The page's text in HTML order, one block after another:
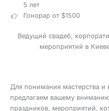
5 лет
Гонорар от $1500
Ведущий свадеб,
мероприятий в
Для понимания мастерства и
предлагаем вашему
праздников, мероприятий,